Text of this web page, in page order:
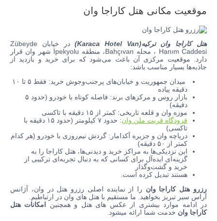
موقعیت مکانی هتل کاراجا وان
هتل کاراجا وان ترکیه(Karaca Hotel Van)
در خیابان Zübeyde
Hanım Caddesi ، محله Bahçıvan، منطقه İpekyolu شهر وان قرار
دارد. موقعیت مرکزی آن باعث می‌شود که برای خرید و بازدید از
جاذبه‌ها بسیار مناسب باشد:
میدان جمهوریت و خیابان‌های پر‌جنب‌وجوش خرید: فقط ۵ تا ۱۰
دقیقه پیاده
بازار روس و مرکزهای برند: فاصله کوتاه با خودرو (حدود ۵
دقیقه)
موزه وان و قلعه تاریخی: کمتر از ۱۵ دقیقه با تاکسی
فرودگاه فریت ملن وان
: حدود ۷ کیلومتر (حدود ۱۵ دقیقه با
تاکسی)
دریاچه وان و جزیره آکدامار: گردش نیم‌روزی با خودرو (هر کدام
کمتر از ۵۰ دقیقه)
این نزدیکی‌ها به مراکز خرید و دیدنی‌ها، هتل کاراجا را به
گزینه‌ای ایده‌آل برای کسانی که به دنبال تجربه‌ای ترکیبی از
خرید و گشت‌وگذار
هستند تبدیل کرده است.
رزرو هتل کاراجا وان را از نماینده اصلی رزرو هتل در وان، آژانس
آراس سیر تبریز بخواهید. ما مستقیم با هتل های وان در ارتباطیم.
در ادامه موارد بیشتری از عکس های هتل و همچنین
امکانات هتل
کاراجا وان خدمت شما ارائه میشود.